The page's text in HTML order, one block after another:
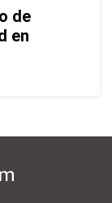
de
en